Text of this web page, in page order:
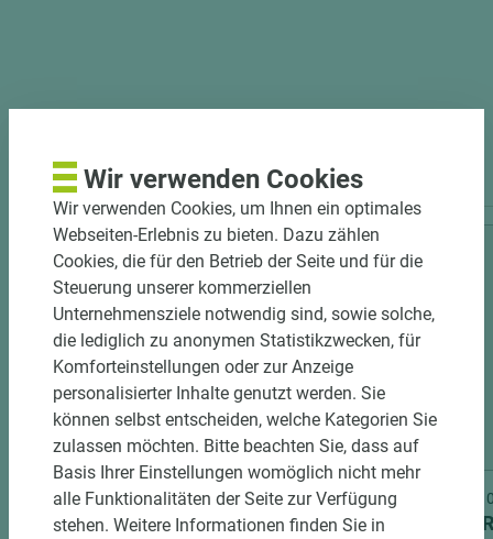
PASSENDES ZUBEHÖR
8 weitere Varianten
Art.-Nr. 01600010024
EGGER Dekorplatte MDF W954 SM
Art.-Nr.
Wir verwenden Cookies
Wir verwenden Cookies, um Ihnen ein optimales
Webseiten-Erlebnis zu bieten. Dazu zählen
Cookies, die für den Betrieb der Seite und für die
Steuerung unserer kommerziellen
Unternehmensziele notwendig sind, sowie solche,
die lediglich zu anonymen Statistikzwecken, für
Komforteinstellungen oder zur Anzeige
personalisierter Inhalte genutzt werden. Sie
können selbst entscheiden, welche Kategorien Sie
zulassen möchten. Bitte beachten Sie, dass auf
Basis Ihrer Einstellungen womöglich nicht mehr
alle Funktionalitäten der Seite zur Verfügung
stehen. Weitere Informationen finden Sie in